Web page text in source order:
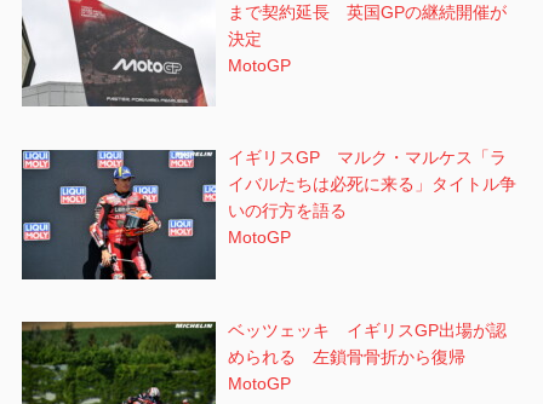
まで契約延長 英国GPの継続開催が
決定
MotoGP
イギリスGP マルク・マルケス「ラ
イバルたちは必死に来る」タイトル争
いの行方を語る
MotoGP
ベッツェッキ イギリスGP出場が認
められる 左鎖骨骨折から復帰
MotoGP